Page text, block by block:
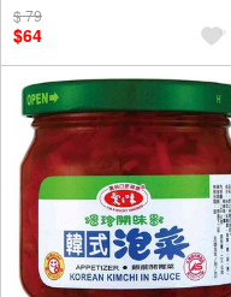
$ 79
$64